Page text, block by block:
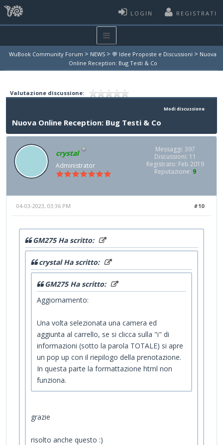
LOGIN REGISTRATI
WuBook Community Forum > NEWS > 💬 Idee Proposte e Discussioni > Nuova
Online Reception: Bug Testi & Co
Valutazione discussione:
Modi discussione
Nuova Online Reception: Bug Testi & Co
crystal
Administrator
Messaggi: 397
Discussioni: 11
Registrato: Feb 2019
Reputazione: 9
#10
04-03-2023, 03:36 PM
GM275 Ha scritto:
crystal Ha scritto:
GM275 Ha scritto:
Aggiornamento:
Una volta selezionata una camera ed
aggiunta al carrello, se si clicca sulla "i" di
informazioni (sotto la parola TOTALE) si apre
un pop up con il riepilogo della prenotazione.
In questa parte la formattazione html non
funziona.
grazie
risolto anche questo :)